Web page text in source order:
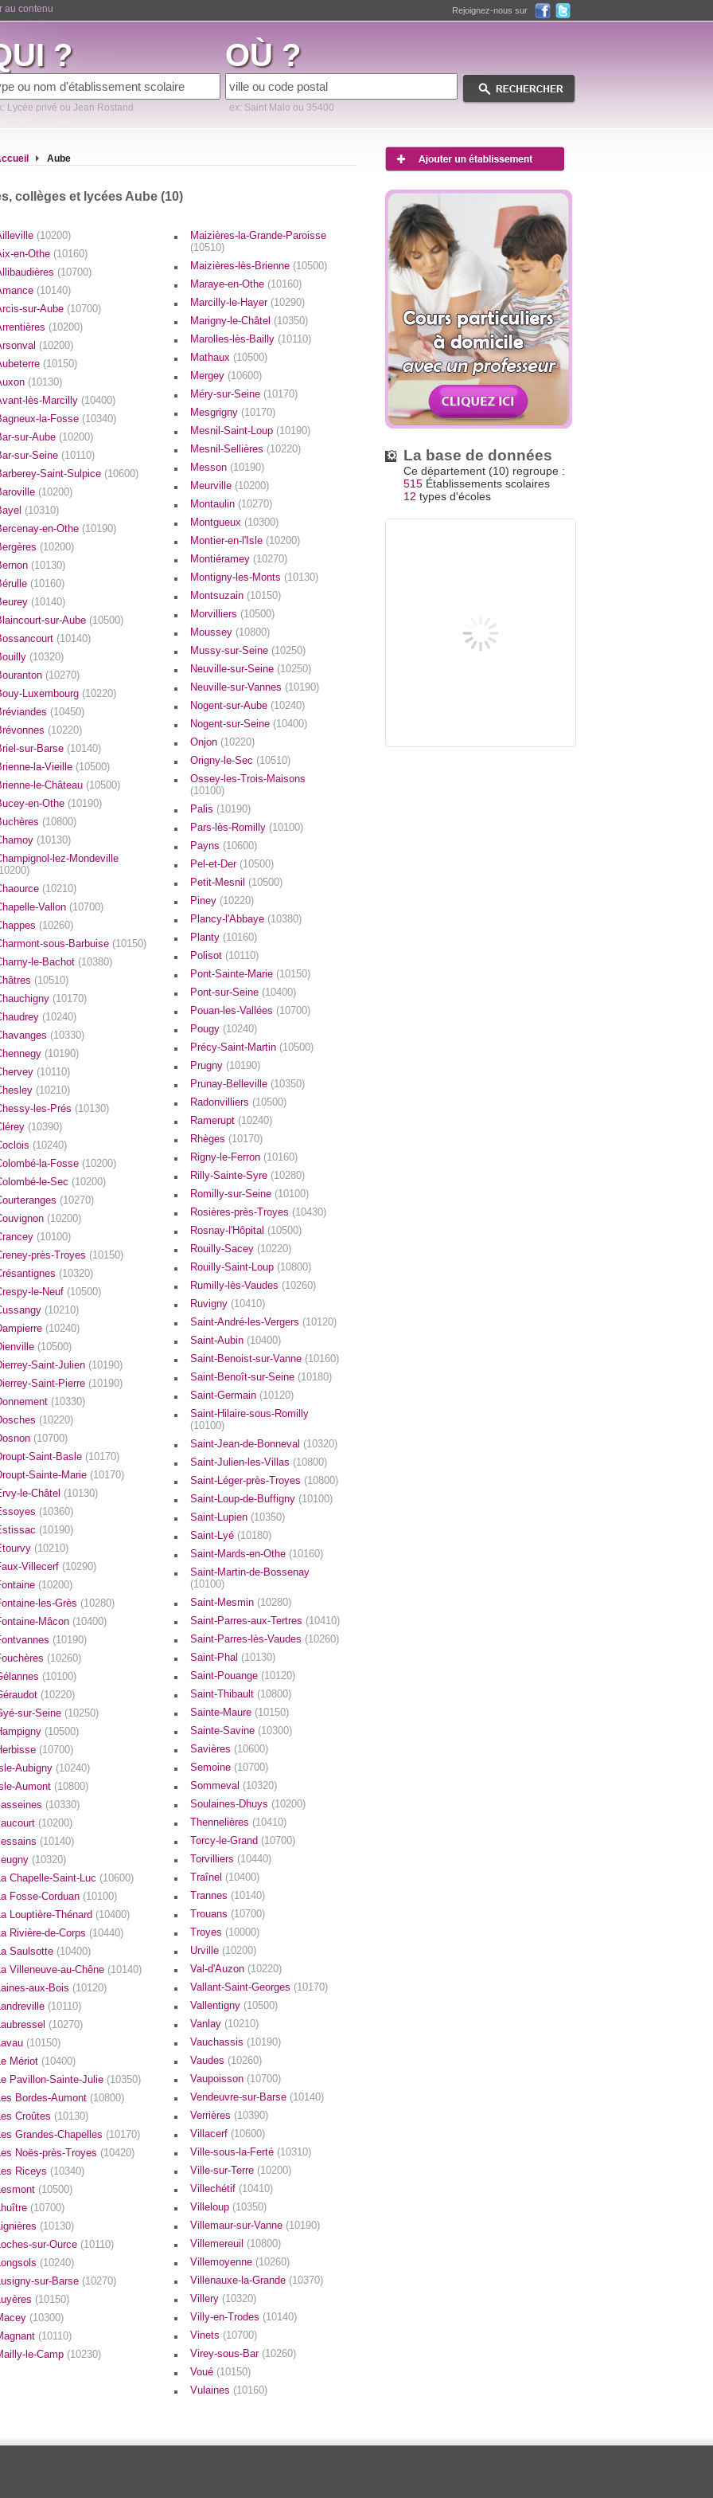
au contenu Rejoignez-nous sur
?
Lycée privé ou Jean Rostand
OÙ ?
ex: Saint Malo ou 35400
Aube
collèges et lycées Aube (10)
(10200)
en-Othe (10160)
(10700)
(10140)
sur-Aube (10700)
(10200)
(10200)
(10150)
(10130)
lès-Marcilly (10400)
la-Fosse (10340)
sur-Aube (10200)
sur-Seine (10110)
Saint-Sulpice (10600)
(10200)
(10310)
en-Othe (10190)
(10200)
(10130)
(10160)
(10140)
sur-Aube (10500)
(10140)
(10320)
(10270)
Luxembourg (10220)
(10450)
(10220)
sur-Barse (10140)
la-Vieille (10500)
le-Château (10500)
en-Othe (10190)
(10800)
(10130)
lez-Mondeville
(10210)
Vallon (10700)
(10260)
sous-Barbuise (10150)
le-Bachot (10380)
(10510)
(10170)
(10240)
(10330)
(10190)
(10110)
(10210)
les-Prés (10130)
(10390)
(10240)
la-Fosse (10200)
le-Sec (10200)
(10270)
(10200)
(10100)
près-Troyes (10150)
(10320)
le-Neuf (10500)
(10210)
(10240)
(10500)
Saint-Julien (10190)
Saint-Pierre (10190)
(10330)
(10220)
(10700)
Saint-Basle (10170)
Sainte-Marie (10170)
le-Châtel (10130)
(10360)
(10190)
(10210)
Villecerf (10290)
(10200)
les-Grès (10280)
Mâcon (10400)
(10190)
(10260)
(10100)
(10220)
sur-Seine (10250)
(10500)
(10700)
Aubigny (10240)
Aumont (10800)
(10330)
(10200)
(10140)
(10320)
Chapelle-Saint-Luc (10600)
Fosse-Corduan (10100)
Louptière-Thénard (10400)
Rivière-de-Corps (10440)
Saulsotte (10400)
Villeneuve-au-Chêne (10140)
aux-Bois (10120)
(10110)
(10270)
(10150)
Mériot (10400)
Pavillon-Sainte-Julie (10350)
Bordes-Aumont (10800)
Croûtes (10130)
Grandes-Chapelles (10170)
Noës-près-Troyes (10420)
Riceys (10340)
(10500)
(10700)
(10130)
sur-Ource (10110)
(10240)
sur-Barse (10270)
(10150)
(10300)
(10110)
le-Camp (10230)
Maizières-la-Grande-Paroisse
(10510)
Maizières-lès-Brienne (10500)
Maraye-en-Othe (10160)
Marcilly-le-Hayer (10290)
Marigny-le-Châtel (10350)
Marolles-lès-Bailly (10110)
Mathaux (10500)
Mergey (10600)
Méry-sur-Seine (10170)
Mesgrigny (10170)
Mesnil-Saint-Loup (10190)
Mesnil-Sellières (10220)
Messon (10190)
Meurville (10200)
Montaulin (10270)
Montgueux (10300)
Montier-en-l'Isle (10200)
Montiéramey (10270)
Montigny-les-Monts (10130)
Montsuzain (10150)
Morvilliers (10500)
Moussey (10800)
Mussy-sur-Seine (10250)
Neuville-sur-Seine (10250)
Neuville-sur-Vannes (10190)
Nogent-sur-Aube (10240)
Nogent-sur-Seine (10400)
Onjon (10220)
Origny-le-Sec (10510)
Ossey-les-Trois-Maisons
(10100)
Palis (10190)
Pars-lès-Romilly (10100)
Payns (10600)
Pel-et-Der (10500)
Petit-Mesnil (10500)
Piney (10220)
Plancy-l'Abbaye (10380)
Planty (10160)
Polisot (10110)
Pont-Sainte-Marie (10150)
Pont-sur-Seine (10400)
Pouan-les-Vallées (10700)
Pougy (10240)
Précy-Saint-Martin (10500)
Prugny (10190)
Prunay-Belleville (10350)
Radonvilliers (10500)
Ramerupt (10240)
Rhèges (10170)
Rigny-le-Ferron (10160)
Rilly-Sainte-Syre (10280)
Romilly-sur-Seine (10100)
Rosières-près-Troyes (10430)
Rosnay-l'Hôpital (10500)
Rouilly-Sacey (10220)
Rouilly-Saint-Loup (10800)
Rumilly-lès-Vaudes (10260)
Ruvigny (10410)
Saint-André-les-Vergers (10120)
Saint-Aubin (10400)
Saint-Benoist-sur-Vanne (10160)
Saint-Benoît-sur-Seine (10180)
Saint-Germain (10120)
Saint-Hilaire-sous-Romilly
(10100)
Saint-Jean-de-Bonneval (10320)
Saint-Julien-les-Villas (10800)
Saint-Léger-près-Troyes (10800)
Saint-Loup-de-Buffigny (10100)
Saint-Lupien (10350)
Saint-Lyé (10180)
Saint-Mards-en-Othe (10160)
Saint-Martin-de-Bossenay
(10100)
Saint-Mesmin (10280)
Saint-Parres-aux-Tertres (10410)
Saint-Parres-lès-Vaudes (10260)
Saint-Phal (10130)
Saint-Pouange (10120)
Saint-Thibault (10800)
Sainte-Maure (10150)
Sainte-Savine (10300)
Savières (10600)
Semoine (10700)
Sommeval (10320)
Soulaines-Dhuys (10200)
Thennelières (10410)
Torcy-le-Grand (10700)
Torvilliers (10440)
Traînel (10400)
Trannes (10140)
Trouans (10700)
Troyes (10000)
Urville (10200)
Val-d'Auzon (10220)
Vallant-Saint-Georges (10170)
Vallentigny (10500)
Vanlay (10210)
Vauchassis (10190)
Vaudes (10260)
Vaupoisson (10700)
Vendeuvre-sur-Barse (10140)
Verrières (10390)
Villacerf (10600)
Ville-sous-la-Ferté (10310)
Ville-sur-Terre (10200)
Villechétif (10410)
Villeloup (10350)
Villemaur-sur-Vanne (10190)
Villemereuil (10800)
Villemoyenne (10260)
Villenauxe-la-Grande (10370)
Villery (10320)
Villy-en-Trodes (10140)
Vinets (10700)
Virey-sous-Bar (10260)
Voué (10150)
Vulaines (10160)
La base de données
Ce département (10) regroupe :
515 Établissements scolaires
12 types d'écoles